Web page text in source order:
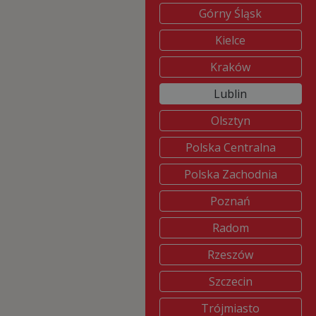
Górny Śląsk
Kielce
Kraków
Lublin
Olsztyn
Polska Centralna
Polska Zachodnia
Poznań
Radom
Rzeszów
Szczecin
Trójmiasto